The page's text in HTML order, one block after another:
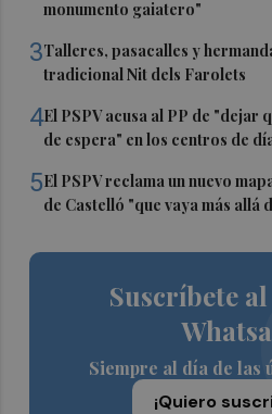
monumento gaiatero"
3Talleres, pasacalles y
tradicional Nit dels Farolets
4El PSPV acusa al PP de "dejar
de espera" en los centros de
5El PSPV reclama un nuevo
de Castelló "que vaya más allá
Suscríbete
Siempre al día de las
¡Quiero